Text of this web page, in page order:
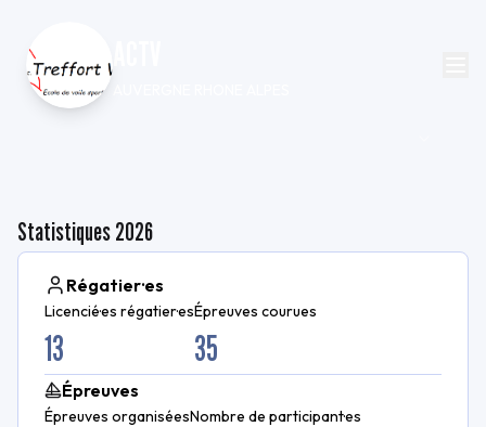
Statistiques2026
Régatier·es
Licencié·es régatier·es
13
Épreuves courues
35
Épreuves
Épreuves organiséesNombre de participant·es